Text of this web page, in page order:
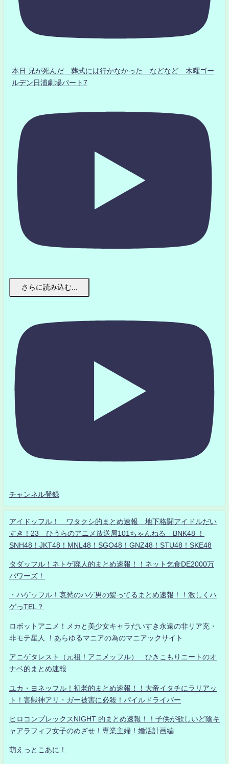
本日 兄が死んだ 葬式には行かなかった などなど 木曜ゴー
ルデン日浦劇場パート7
さらに読み込む...
チャンネル登録
アイドッフル！ ワタクシ的まとめ速報 地下格闘アイドルだい
すき！23 ひうらのアニメ放送局101ちゃんねる BNK48 ！
SNH48！JKT48！MNL48！SGO48！GNZ48！STU48！SKE48
タダッフル！ネトゲ廃人的まとめ速報！！ネット乞食DE2000万
パワーズ！
・ハゲッフル！哀愁のハゲ男の髪ってるまとめ速報！！激しくハ
ゲっTEL？
ロボットアニメ！メカと美少女キャラだいすき永遠の非リア充・
非モテ星人 ！あらゆるマニアの為のマニアックサイト
アニゲタレスト（元祖！アニメッフル） ひきこもりニートのオ
ナベ的まとめ速報
ユカ・ヨネッフル！初老的まとめ速報！！大帝イタチにラリアッ
ト！害獣神アリ・ガー被害に必殺！パイルドライバー
ヒロコンプレックスNIGHT 的まとめ速報！！子供が欲しいど陰キ
ャアラフィフ女子のめざせ！専業主婦！婚活計画編
萌えっとこあに！